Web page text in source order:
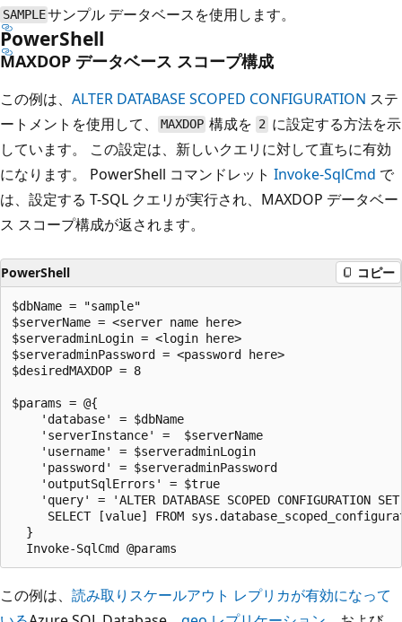
SAMPLEサンプル データベースを使用します。
PowerShell
MAXDOP データベース スコープ構成
この例は、 ALTER DATABASE SCOPED CONFIGURATION ステ
ートメントを使用して、
MAXDOP 構成を 2に設定する方法を示
しています。 この設定は、新しいクエリに対して直ちに有効
になります。 PowerShell コマンドレット Invoke-SqlCmd で
は、設定する T-SQL クエリが実行され、MAXDOP データベー
ス スコープ構成が返されます。
PowerShell コピー
$dbName = "sample"
$serverName = <server name here>
$serveradminLogin = <login here>
$serveradminPassword = <password here>
$desiredMAXDOP = 8
$params = @{
    'database' = $dbName
    'serverInstance' =  $serverName
    'username' = $serveradminLogin
    'password' = $serveradminPassword
    'outputSqlErrors' = $true
'query' = 'ALTER DATABASE SCOPED CONFIGURATION
SELECT [value] FROM
  }
この例は、 読み取りスケールアウト レプリカが有効になって